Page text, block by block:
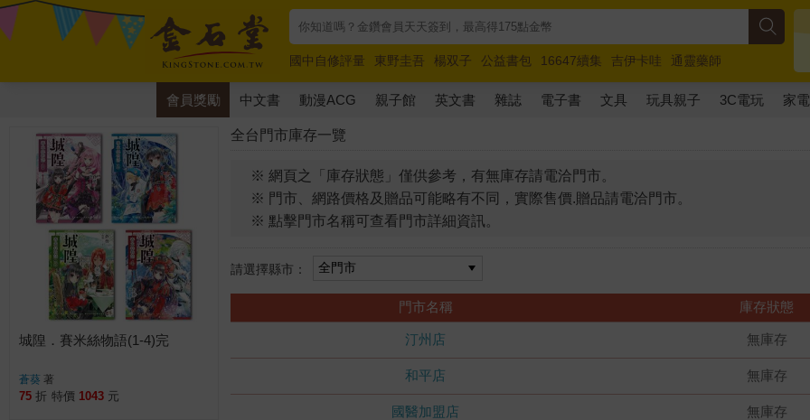
國中自修評量 東野圭吾 楊双子 公益書包 16647續集 吉伊卡哇
通靈藥師
唯紅花綻放
奧德賽 路邊攤新作 馬斯克 玩具總動員5 超慢跑
會員獎勵 中文書 動漫ACG 親子館 英文書 雜誌 電子書 文具 玩具親子 3C電玩 家電
全台門市庫存一覽
※ 網頁之「庫存狀態」僅供參考，有無庫存請電洽門市。
※ 門市、網路價格及贈品可能略有不同，實際售價.贈品請電洽門市。
※ 點擊門市名稱可查看門市詳細資訊。
請選擇縣市：
門市名稱 庫存狀態
汀州店 無庫存
和平店 無庫存
國醫加盟店 無庫存
城隍．賽米絲物語(1-4)完
蒼葵 著
75 折 特價 1043 元